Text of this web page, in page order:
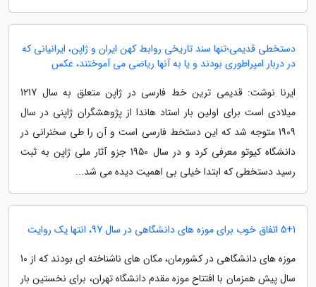
دستخطی قدیمی؛تنها سند تاریخی روابط کهن ایران و ژاپن، ایرانیانی که
در دربار امپراطوری بودند و یا به آنها ریاضی می آموختند، عکس
ایرنا نوشت: قدیمی ترین خط فارسی در ژاپن متعلق به سال 1217
میلادی است برای اولین بار استاد هاندا از پژوهشگران ژاپنی در سال
1909 متوجه شد که این دستخط فارسی است و آن را طی سخنرانی در
دانشگاه کیوتو معرفی کرد و در سال 1950 جزو آثار ملی ژاپن به ثبت
رسید دستخطی که ابتدا خیلی بی اهمیت دیده می شد...
5+1 اتفاق خوب برای موزه های دانشگاهی در سال 97، انتها یک روایت
موزه های دانشگاهی در کشورمان، مکان های ناشناخته ای بودند که از 10
سال پیش همزمان با افتتاح موزه مقدم دانشگاه تهران، برای نخستین بار